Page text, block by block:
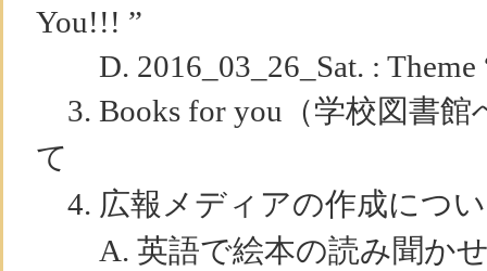
You!!! ”
D. 2016_03_26_Sat. : Theme
3. Books for you（学校図書
て
4. 広報メディアの作成につ
A. 英語で絵本の読み聞かせ